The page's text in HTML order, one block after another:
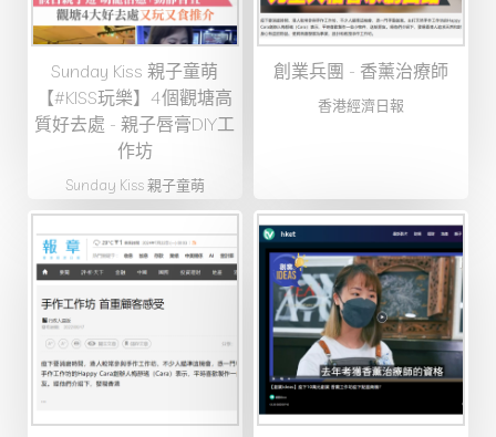
Sunday Kiss 親子童萌
【#KISS玩樂】4個觀塘高
質好去處 - 親子唇膏DIY工
作坊
Sunday Kiss 親子童萌
創業兵團 - 香薰治療師
香港經濟日報